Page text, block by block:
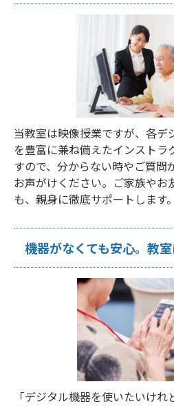
当教室は映像授業ですが、各デ
を豊富に兼ね備えたインストラ
すので、分からない時やご質問
お声がけください。ご家族やお
も、親身に徹底サポートします。
機器がなくても安心。教室
「デジタル機器を使いたいけ